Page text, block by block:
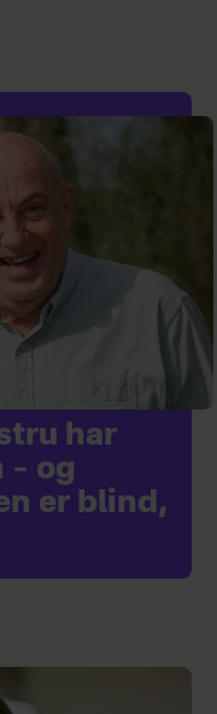
har
– og
er blind,